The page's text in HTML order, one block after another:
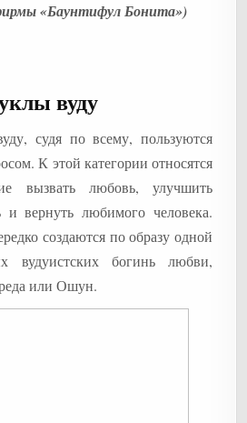
«Баунтифул Бонита»)
вуду
судя по всему, пользуются
К этой категории относятся
вызвать любовь, улучшить
и вернуть любимого человека.
создаются по образу одной
вудуистских богинь любви,
или Ошун.